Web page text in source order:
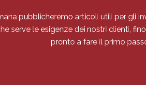
pubblicheremo articoli utili per gli
serve le esigenze dei nostri clienti,
pronto a fare il primo